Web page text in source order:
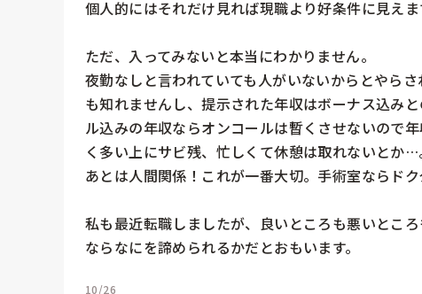
個人的にはそれだけ見れば現職より好条件に見えま
ただ、入ってみないと本当にわかりません。
夜勤なしと言われていても人がいないからとやら
も知れませんし、提示された年収はボーナス込み
ル込みの年収ならオンコールは暫くさせないので
く多い上にサビ残、忙しくて休憩は取れないとか…
あとは人間関係！これが一番大切。手術室ならドク
私も最近転職しましたが、良いところも悪いとこ
ならなにを諦められるかだとおもいます。
10/26